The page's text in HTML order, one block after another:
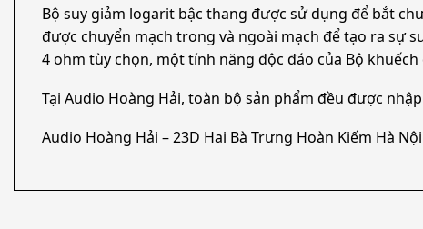
Bộ suy giảm logarit bậc thang được sử dụng để bắt
được chuyển mạch trong và ngoài mạch để tạo ra sự
4 ohm tùy chọn, một tính năng độc đáo của Bộ khuếch
Tại Audio Hoàng Hải, toàn bộ sản phẩm đều được
Audio Hoàng Hải – 23D Hai Bà Trưng Hoàn Kiếm Hà